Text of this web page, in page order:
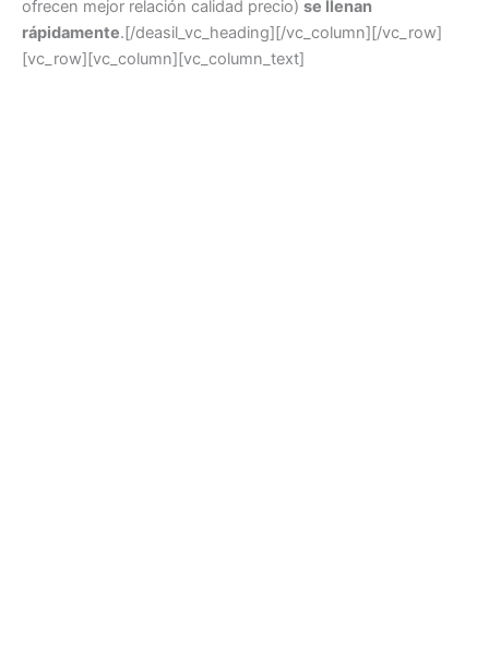
ofrecen mejor relación calidad precio) se llenan
rápidamente.[/deasil_vc_heading][/vc_column][/vc_row]
[vc_row][vc_column][vc_column_text]